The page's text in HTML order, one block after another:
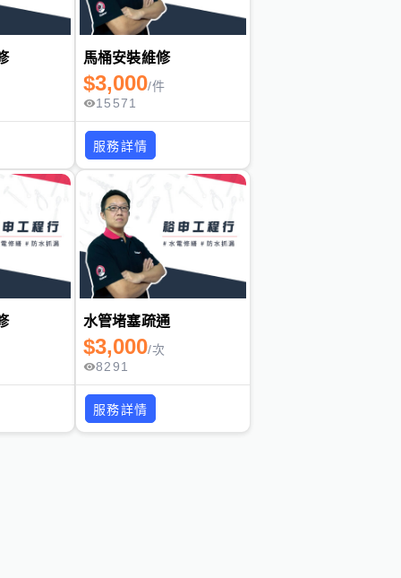
馬桶安裝維修
$3,000/件
15571
服務詳情
水管堵塞疏通
$3,000/次
8291
服務詳情